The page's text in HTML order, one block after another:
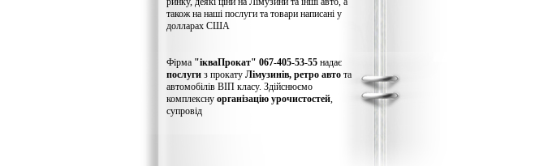
також на наші послуги та товари написані у
долларах США
Фірма "ікваПрокат" 067-405-53-55 надає
послуги з прокату Лімузинів, ретро авто та
автомобілів ВІП класу. Здійснюємо
комплексну організацію урочистостей,
супровід